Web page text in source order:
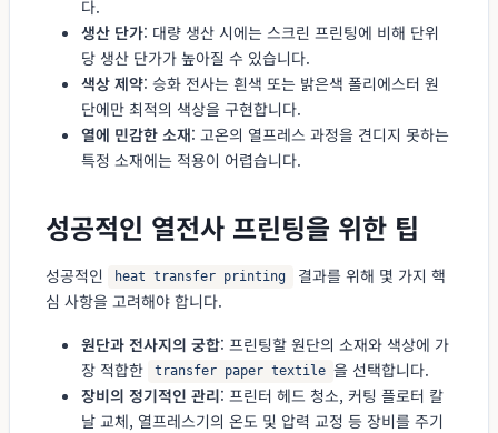
다.
생산 단가: 대량 생산 시에는 스크린 프린팅에 비해 단위
당 생산 단가가 높아질 수 있습니다.
색상 제약: 승화 전사는 흰색 또는 밝은색 폴리에스터 원
단에만 최적의 색상을 구현합니다.
열에 민감한 소재: 고온의 열프레스 과정을 견디지 못하는
특정 소재에는 적용이 어렵습니다.
성공적인 열전사 프린팅을 위한 팁
성공적인 heat transfer printing
결과를 위해 몇 가지 핵
심 사항을 고려해야 합니다.
원단과 전사지의 궁합: 프린팅할 원단의 소재와 색상에 가
장 적합한
transfer paper textile 을 선택합니다.
장비의 정기적인 관리: 프린터 헤드 청소, 커팅 플로터 칼
날 교체, 열프레스기의 온도 및 압력 교정 등 장비를 주기